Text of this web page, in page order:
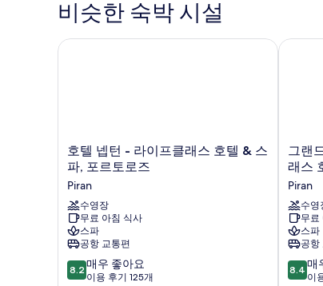
보
자
히
비슷한 숙박 시설
호
텔
넵
턴
-
라
이
프
클
래
호텔 넵턴 - 라이프클래스 호텔 & 스
파, 포르토로즈
Piran
수영장
무료 아침 식사
스파
공항 교통편
10
점
8.2 매우 좋아요
이용 후기 125개
호텔 넵턴 - 라이프클래스 호텔 & 스파, 포르토로
그
랜
드
호
텔
포
르
토
로
즈
그랜드 호텔 포르토로즈 - 라이
래스
Piran
수영
무료
스파
공항
10
점
8.4 매
이
그랜드